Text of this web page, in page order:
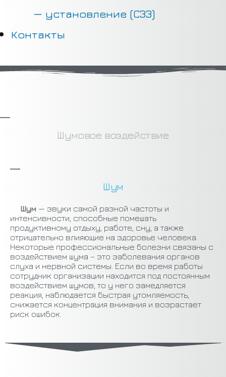
— установление (СЗЗ)
Контакты
Шумовое воздействие
Шум
Шум — звуки самой разной частоты и
интенсивности, способные помешать
продуктивному отдыху, работе, сну, а также
отрицательно влияющие на здоровье человека.
Некоторые профессиональные болезни связаны с
воздействием шума – это заболевания органов
слуха и нервной системы. Если во время работы
сотрудник организации находится под постоянным
воздействием шумов, то у него замедляется
реакция, наблюдается быстрая утомляемость,
снижается концентрация внимания и возрастает
риск ошибок.